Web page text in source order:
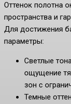
Оттенок полотна
пространства и
Для достижения
параметры:
Светлые
ощущение
зон с
Темные